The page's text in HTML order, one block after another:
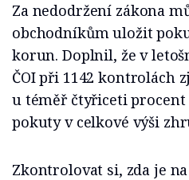
Za nedodržení zákona
obchodníkům uložit
korun. Doplnil, že v
ČOI při 1142 kontrolách
u téměř čtyřiceti
pokuty v celkové výši
Zkontrolovat si, zda je